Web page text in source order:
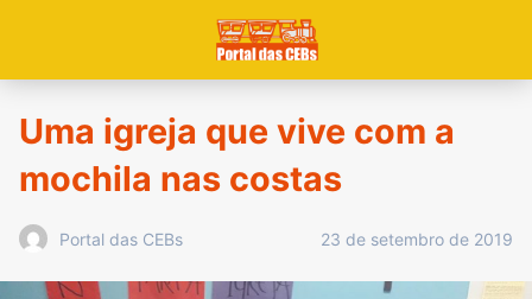
Uma igreja que vive com a
mochila nas costas
Portal das CEBs 23 de setembro de 2019